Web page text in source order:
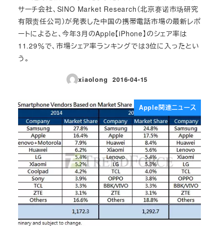
サーチ会社、SINO Market Research（北京赛诺市场研究
有限责任公司）が発表した中国の携帯電話市場の最新レポ
ートによると、今年3月のApple【iPhone】のシェア率は
11.29％で、市場シェア率ランキングでは3位に入ったとい
う。
xiaolong
投稿日
2016-04-15
Apple関連ニュース